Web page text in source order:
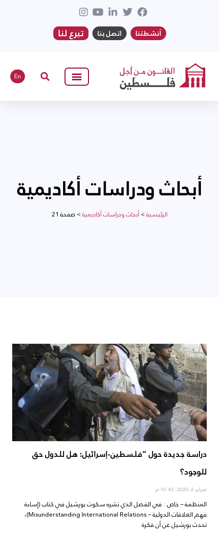
أنشطتنا اتصل بنا تبرع لنا
En
أبحاث ودراسات أكاديمية
الرئيسية>أبحاث ودراسات أكاديمية> صفحة 21
دراسة جديدة حول “فلسطين-إسرائيل: هل للدول حق
للوجود؟
فبراير 6, 2020
المنظمة – خاص : في الفصل الذي نشره سكوت بورشيل في كتاب (إساءة
فهم العلاقات الدولية – Misunderstanding International Relations)،
تحدث بورشيل عن أن فكرة